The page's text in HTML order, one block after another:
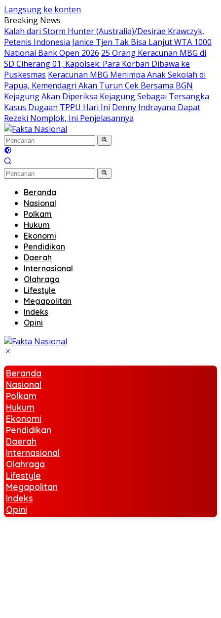
Langsung ke konten
Breaking News
Kalah dari Storm Hunter (Australia)/Desirae Krawczyk,
Petenis Indonesia Janice Tjen Tak Bisa Lanjut WTA 1000
National Bank Open 2026 25 Orang Keracunan MBG di
SD Ciherang 01, Kapolsek: Para Korban Dibawa ke
Puskesmas Keracunan MBG Menimpa Anak Sekolah di
Papua, Kemendagri Akan Turun Cek Bersama BGN
Kejagung Akan Diperiksa Kejagung Sebagai Tersangka
Kasus Dugaan TPPU Hari Ini Denny Indrayana Dapat
Rezeki Nomplok, Ini Penjelasannya
Beranda
Nasional
Polkam
Hukum
Ekonomi
Pendidikan
Daerah
Internasional
Olahraga
Lifestyle
Megapolitan
Indeks
Opini
Beranda
Nasional
Polkam
Hukum
Ekonomi
Pendidikan
Daerah
Internasional
Olahraga
Lifestyle
Megapolitan
Indeks
Opini